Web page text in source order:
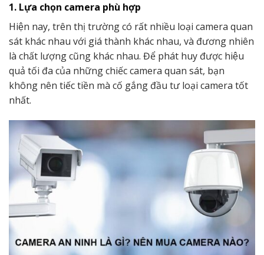
1. Lựa chọn camera phù hợp
Hiện nay, trên thị trường có rất nhiều loại camera quan
sát khác nhau với giá thành khác nhau, và đương nhiên
là chất lượng cũng khác nhau. Để phát huy được hiệu
quả tối đa của những chiếc camera quan sát, bạn
không nên tiếc tiền mà cố gắng đầu tư loại camera tốt
nhất.